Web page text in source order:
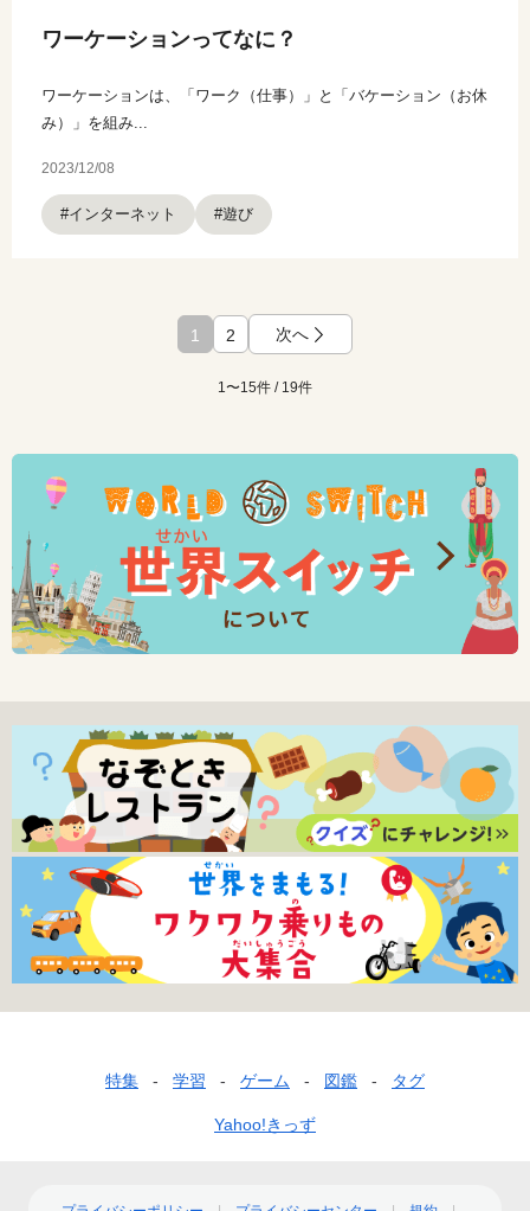
ワーケーションってなに？
ワーケーションは、「ワーク（仕事）」と「バケーション（お休
み）」を組み...
2023/12/08
#インターネット #遊び
1 2 次へ
1〜15件 / 19件
特集 学習 ゲーム 図鑑 タグ
Yahoo!きっず